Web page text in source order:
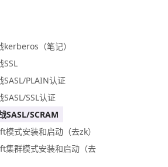
kerberos（笔记）
SSL
SASL/PLAIN认证
SSL认证
SASL/SCRAM
模式安装和启动（去zk）
集群模式安装和启动（去